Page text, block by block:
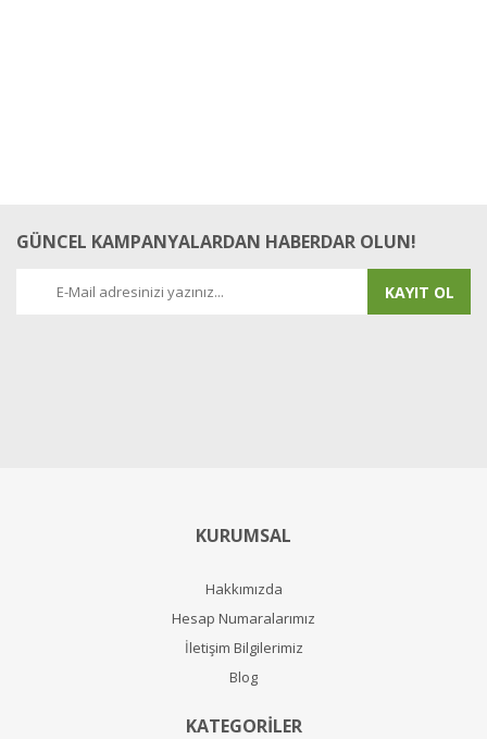
GÜNCEL KAMPANYALARDAN HABERDAR OLUN!
KAYIT OL
KURUMSAL
Hakkımızda
Hesap Numaralarımız
İletişim Bilgilerimiz
Blog
KATEGORİLER